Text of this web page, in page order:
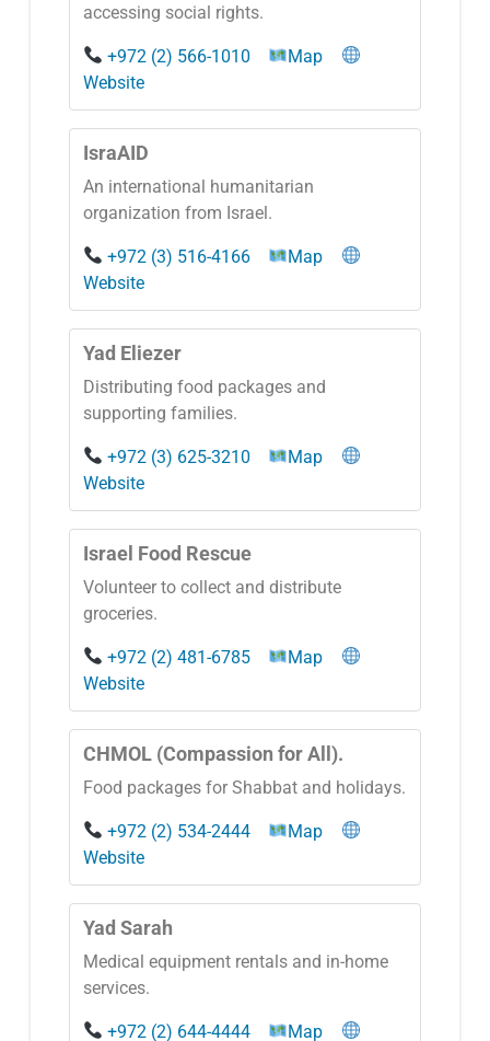
accessing social rights.
+972 (2) 566-1010
Map
Website
IsraAID
An international humanitarian
organization from Israel.
+972 (3) 516-4166
Map
Website
Yad Eliezer
Distributing food packages and
supporting families.
+972 (3) 625-3210
Map
Website
Israel Food Rescue
Volunteer to collect and distribute
groceries.
+972 (2) 481-6785
Map
Website
CHMOL (Compassion for All).
Food packages for Shabbat and holidays.
+972 (2) 534-2444
Map
Website
Yad Sarah
Medical equipment rentals and in-home
services.
+972 (2) 644-4444 Map